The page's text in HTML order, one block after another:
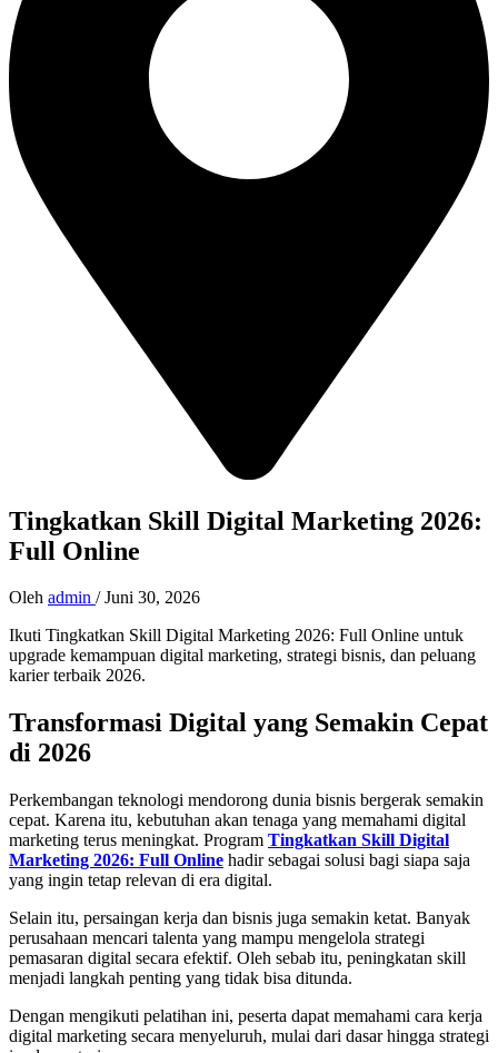
Tingkatkan Skill Digital Marketing 2026:
Full Online
Oleh admin /Juni 30, 2026
Ikuti Tingkatkan Skill Digital Marketing 2026: Full Online untuk
upgrade kemampuan digital marketing, strategi bisnis, dan peluang
karier terbaik 2026.
Transformasi Digital yang Semakin Cepat
di 2026
Perkembangan teknologi mendorong dunia bisnis bergerak semakin
cepat. Karena itu, kebutuhan akan tenaga yang memahami digital
marketing terus meningkat. Program Tingkatkan Skill Digital
Marketing 2026: Full Online hadir sebagai solusi bagi siapa saja
yang ingin tetap relevan di era digital.
Selain itu, persaingan kerja dan bisnis juga semakin ketat. Banyak
perusahaan mencari talenta yang mampu mengelola strategi
pemasaran digital secara efektif. Oleh sebab itu, peningkatan skill
menjadi langkah penting yang tidak bisa ditunda.
Dengan mengikuti pelatihan ini, peserta dapat memahami cara kerja
digital marketing secara menyeluruh, mulai dari dasar hingga strategi